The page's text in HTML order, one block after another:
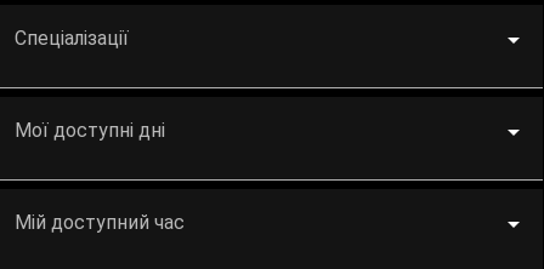
Спеціалізації
Мої доступні дні
Мій доступний час